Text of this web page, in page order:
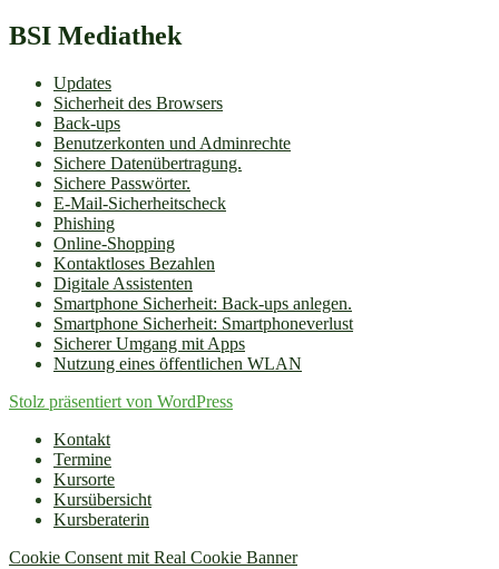
BSI Mediathek
Updates
Sicherheit des Browsers
Back-ups
Benutzerkonten und Adminrechte
Sichere Datenübertragung.
Sichere Passwörter.
E-Mail-Sicherheitscheck
Phishing
Online-Shopping
Kontaktloses Bezahlen
Digitale Assistenten
Smartphone Sicherheit: Back-ups anlegen.
Smartphone Sicherheit: Smartphoneverlust
Sicherer Umgang mit Apps
Nutzung eines öffentlichen WLAN
Stolz präsentiert von WordPress
Kontakt
Termine
Kursorte
Kursübersicht
Kursberaterin
Cookie Consent mit Real Cookie Banner